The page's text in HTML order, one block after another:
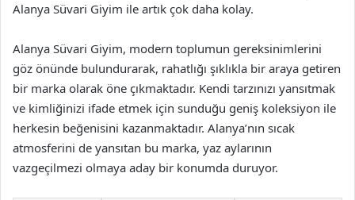
Alanya Süvari Giyim ile artık çok daha kolay.
Alanya Süvari Giyim, modern toplumun gereksinimlerini
göz önünde bulundurarak, rahatlığı şıklıkla bir araya getiren
bir marka olarak öne çıkmaktadır. Kendi tarzınızı yansıtmak
ve kimliğinizi ifade etmek için sunduğu geniş koleksiyon ile
herkesin beğenisini kazanmaktadır. Alanya’nın sıcak
atmosferini de yansıtan bu marka, yaz aylarının
vazgeçilmezi olmaya aday bir konumda duruyor.